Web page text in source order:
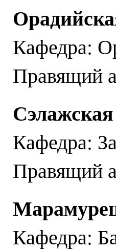
Кафедра:
Правящий
Кафедра:
Правящий
Кафедра: